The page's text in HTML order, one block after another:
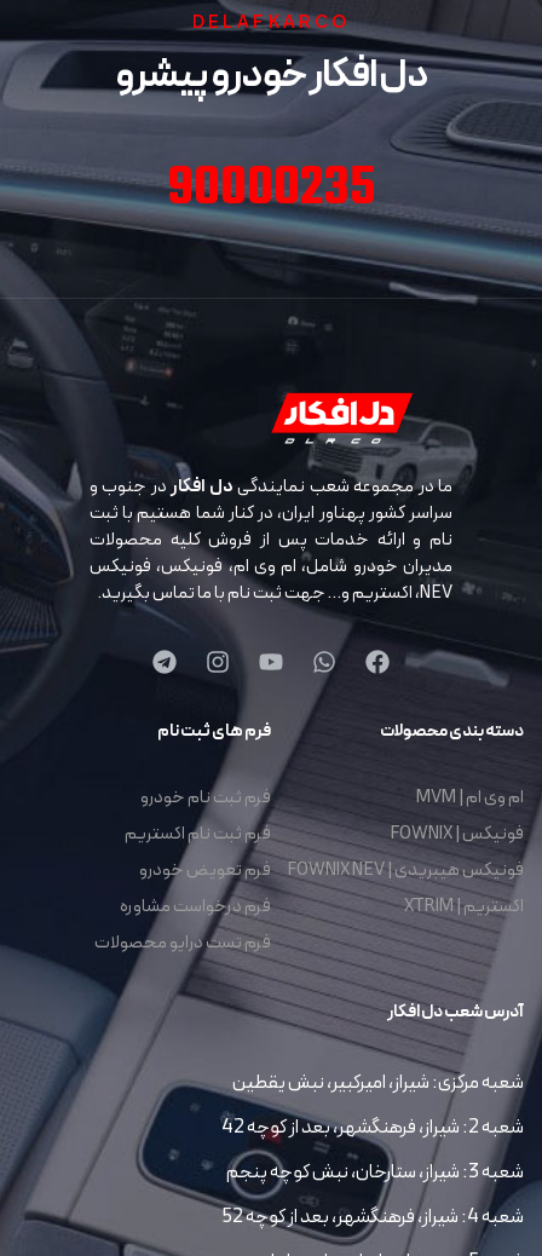
DELAFKARCO
دل افکار خودرو پیشرو
90000235
ما در مجموعه شعب نمایندگیدل افکاردر جنوب و
سراسر کشور پهناور ایران، در کنار شما هستیم با ثبت
نام و ارائه خدمات پس از فروش کلیه محصولات
مدیران خودرو شامل، ام وی ام، فونیکس، فونیکس
NEV، اکستریم و… جهت ثبت نام با ما تماس بگیرید.
دسته بندی محصولات
ام وی ام | MVM
فونیکس | FOWNIX
فونیکس هیبریدی | FOWNIX NEV
اکستریم | XTRIM
فرم های ثبت نام
فرم ثبت نام خودرو
فرم ثبت نام اکستریم
فرم تعویض خودرو
فرم درخواست مشاوره
فرم تست درایو محصولات
آدرس شعب دل افکار
شعبه مرکزی: شیراز، امیرکبیر، نبش یقطین
شعبه 2: شیراز، فرهنگشهر، بعد از کوچه 42
شعبه 3: شیراز، ستارخان، نبش کوچه پنجم
شعبه 4: شیراز، فرهنگشهر، بعد از کوچه 52